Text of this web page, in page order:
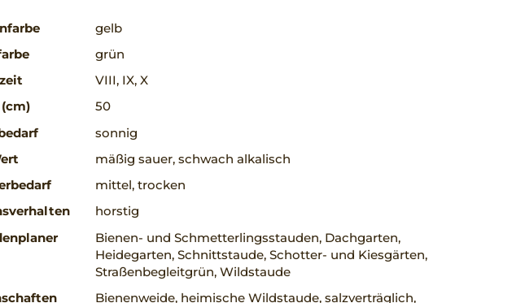
gelb
grün
VIII, IX, X
50
sonnig
mäßig sauer, schwach alkalisch
mittel, trocken
horstig
Bienen- und Schmetterlingsstauden, Dachgarten,
Heidegarten, Schnittstaude, Schotter- und Kiesgärten,
Straßenbegleitgrün, Wildstaude
Bienenweide, heimische Wildstaude, salzverträglich,